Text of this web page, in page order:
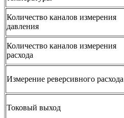
Количество каналов измерения
давления
Количество каналов измерения
расхода
Измерение реверсивного расхода
Токовый выход